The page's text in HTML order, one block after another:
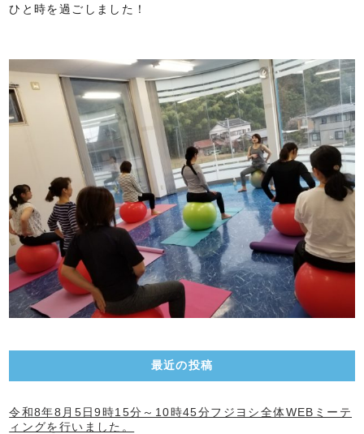
ひと時を過ごしました！
最近の投稿
令和8年8月5日9時15分～10時45分フジヨシ全体WEBミーテ
ィングを行いました。